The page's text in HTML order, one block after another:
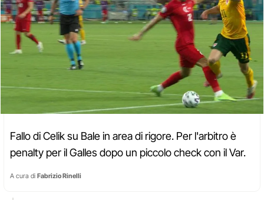
Fallo di Celik su Bale in area di rigore. Per l'arbitro è
penalty per il Galles dopo un piccolo check con il Var.
A cura di Fabrizio Rinelli